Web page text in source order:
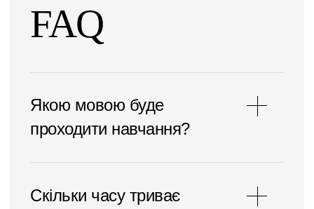
FAQ
Якою мовою буде
проходити навчання?
Cкільки часу триває